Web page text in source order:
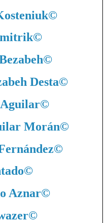
©
©
©
Desta©
©
Morán©
©
©
Aznar©
©